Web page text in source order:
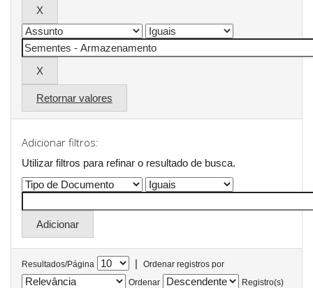
Retornar valores
Adicionar filtros:
Utilizar filtros para refinar o resultado de busca.
Resultados/Página |
Ordenar registros por
Ordenar
Registro(s)